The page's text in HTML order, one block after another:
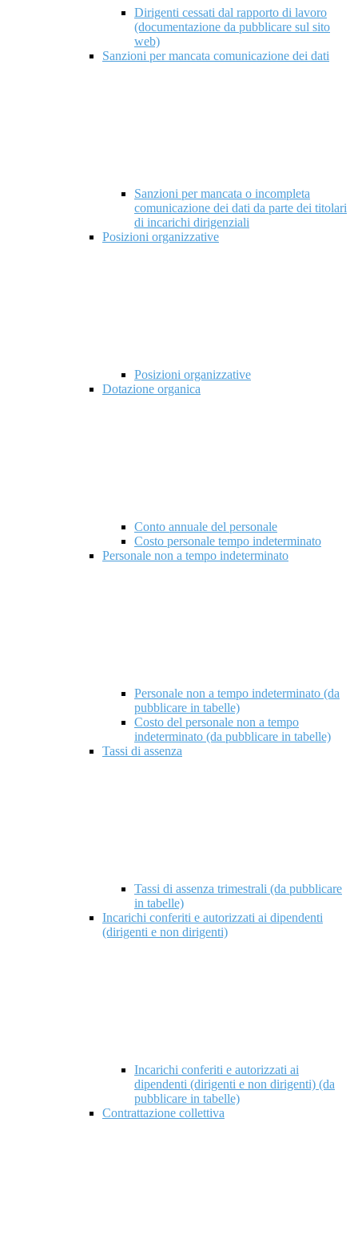
Dirigenti cessati dal rapporto di lavoro
(documentazione da pubblicare sul sito
web)
Sanzioni per mancata comunicazione dei dati
Sanzioni per mancata o incompleta
comunicazione dei dati da parte dei titolari
di incarichi dirigenziali
Posizioni organizzative
Posizioni organizzative
Dotazione organica
Conto annuale del personale
Costo personale tempo indeterminato
Personale non a tempo indeterminato
Personale non a tempo indeterminato (da
pubblicare in tabelle)
Costo del personale non a tempo
indeterminato (da pubblicare in tabelle)
Tassi di assenza
Tassi di assenza trimestrali (da pubblicare
in tabelle)
Incarichi conferiti e autorizzati ai dipendenti
(dirigenti e non dirigenti)
Incarichi conferiti e autorizzati ai
dipendenti (dirigenti e non dirigenti) (da
pubblicare in tabelle)
Contrattazione collettiva